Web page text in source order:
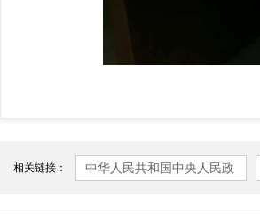
相关链接：
中华人民共和国中央人民政